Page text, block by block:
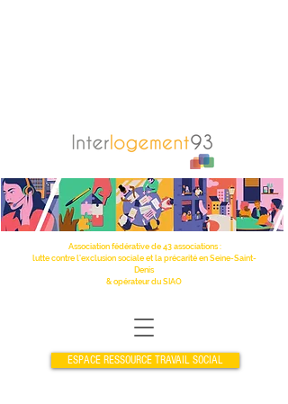
Association fédérative de 43 associations :
lutte contre l’exclusion sociale et la précarité en Seine-Saint-
Denis
& opérateur du SIAO
ESPACE RESSOURCE TRAVAIL SOCIAL